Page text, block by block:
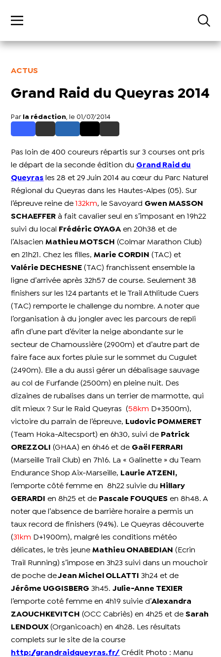
ACTUS
Grand Raid du Queyras 2014
Par la rédaction , le 01/07/2014
Pas loin de 400 coureurs répartis sur 3 courses ont pris
le départ de la seconde édition du Grand Raid du
Queyras les 28 et 29 Juin 2014 au cœur du Parc Naturel
Régional du Queyras dans les Hautes-Alpes (05). Sur
l’épreuve reine de
132km, le Savoyard Gwen MASSON
SCHAEFFER à fait cavalier seul en s’imposant en 19h22
suivi du local
Frédéric OYAGA en 20h38 et de
l’AlsacienMathieu MOTSCH
(Colmar Marathon Club)
en 21h21. Chez les filles,Marie CORDIN
(TAC) et
Valérie DECHESNE (TAC) franchissent ensemble la
ligne d’arrivée après 32h57 de course. Seulement 38
finishers sur les 124 partants et le Trail Athlitude Cuers
(TAC) remporte le challenge du nombre.A noter que
l’organisation à du jongler avec les parcours de repli
afin d’une part d’éviter la neige abondante sur le
secteur de Chamoussière (2900m) et d’autre part de
faire face aux fortes pluie sur le sommet du Cugulet
(2490m). Elle a du aussi gérer un débalisage sauvage
au col de Furfande (2500m) en pleine nuit. Des
dizaines de rubalises dans un terrier de marmotte, qui
dit mieux ? Sur le Raid Queyras (58km
D+3500m),
victoire du parrain de l’épreuve,
Ludovic POMMERET
(Team Hoka-Altecsport) en 6h30, suivi de Patrick
OREZZOLI
(GHAA) en 6h46 et de Gaël FERRARI
(Marseille Trail Club) en 7h16. La « Galinette » du Team
Endurance Shop Aix-Marseille,
Laurie ATZENI,
l’emporte côté femme en 8h22 suivie du
Hillary
GERARDI
en 8h25 et de Pascale FOUQUES en 8h48. A
noter que l’absence de barrière horaire a permis un
taux record de finishers (94%). Le Queyras découverte
(31km
D+1900m), malgré les conditions météo
délicates, le très jeuneMathieu ONABEDIAN
(Ecrin
Trail Running) s’impose en 3h23 suivi dans un mouchoir
de poche deJean Michel OLLATTI
3h24 et de
Jérôme UGGISBERG 3h45.Julie-Anne TEXIER
l’emporte coté femme en 4h19 suivie d’Alexandra
ZAOUCHKEVITCH
(OCC Cabriès) en 4h25 et deSarah
LENDOUX (Organicoach) en 4h28. Les résultats
complets sur le site de la course
http://grandraidqueyras.fr/ Crédit Photo : Manu